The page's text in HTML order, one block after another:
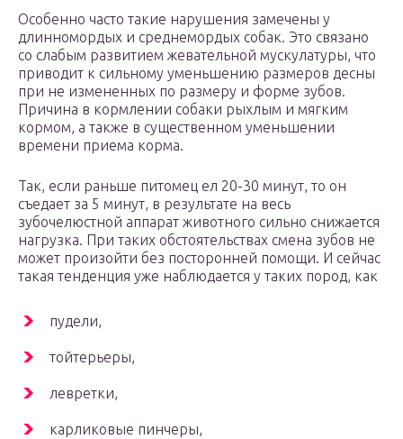
Особенно часто такие нарушения замечены у
длинномордых и среднемордых собак. Это связано
со слабым развитием жевательной мускулатуры, что
приводит к сильному уменьшению размеров десны
при не измененных по размеру и форме зубов.
Причина в кормлении собаки рыхлым и мягким
кормом, а также в существенном уменьшении
времени приема корма.
Так, если раньше питомец ел 20-30 минут, то он
съедает за 5 минут, в результате на весь
зубочелюстной аппарат животного сильно снижается
нагрузка. При таких обстоятельствах смена зубов не
может произойти без посторонней помощи. И сейчас
такая тенденция уже наблюдается у таких пород, как
пудели,
тойтерьеры,
левретки,
карликовые пинчеры,